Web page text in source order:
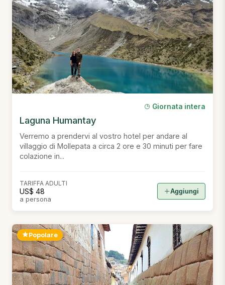
Giornata intera
Laguna Humantay
Verremo a prendervi al vostro hotel per andare al
villaggio di Mollepata a circa 2 ore e 30 minuti per fare
colazione in...
TARIFFA ADULTI
US$ 48
a persona
Aggiungi
Popolare